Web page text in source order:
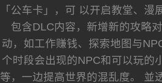
「公车卡」，可 以开启教堂、
包含DLC内容，新增新的攻略
动，如工作赚钱、探索地图与
个时段会出现的NPC和可以玩的
等，一边提高世界的混乱度。 並